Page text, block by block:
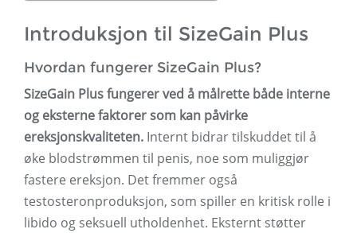
Introduksjon til SizeGain Plus
Hvordan fungerer SizeGain Plus?
SizeGain Plus fungerer ved å målrette både interne
og eksterne faktorer som kan påvirke
ereksjonskvaliteten. Internt bidrar tilskuddet til å
øke blodstrømmen til penis, noe som muliggjør
fastere ereksjon. Det fremmer også
testosteronproduksjon, som spiller en kritisk rolle i
libido og seksuell utholdenhet. Eksternt støtter